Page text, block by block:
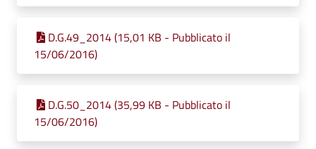
D.G.49_2014 (15,01 KB - Pubblicato il
15/06/2016)
D.G.50_2014 (35,99 KB - Pubblicato il
15/06/2016)